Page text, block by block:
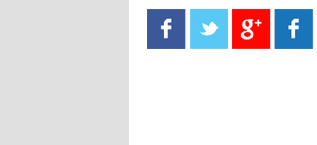
13:40
- 2021/08/15
يوفيتش يعرض خدماته على الإنتير